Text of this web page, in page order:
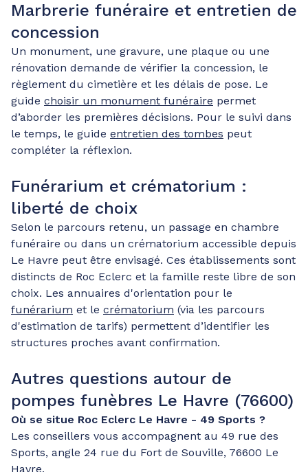
Marbrerie funéraire et entretien de
concession
Un monument, une gravure, une plaque ou une
rénovation demande de vérifier la concession, le
règlement du cimetière et les délais de pose. Le
guide choisir un monument funéraire permet
d’aborder les premières décisions. Pour le suivi dans
le temps, le guide entretien des tombes peut
compléter la réflexion.
Funérarium et crématorium :
liberté de choix
Selon le parcours retenu, un passage en chambre
funéraire ou dans un crématorium accessible depuis
Le Havre peut être envisagé. Ces établissements sont
distincts de Roc Eclerc et la famille reste libre de son
choix. Les annuaires d'orientation pour le
funérarium et le crématorium (via les parcours
d'estimation de tarifs) permettent d’identifier les
structures proches avant confirmation.
Autres questions autour de
pompes funèbres Le Havre (76600)
Où se situe Roc Eclerc Le Havre - 49 Sports ?
Les conseillers vous accompagnent au 49 rue des
Sports, angle 24 rue du Fort de Souville, 76600 Le
Havre.